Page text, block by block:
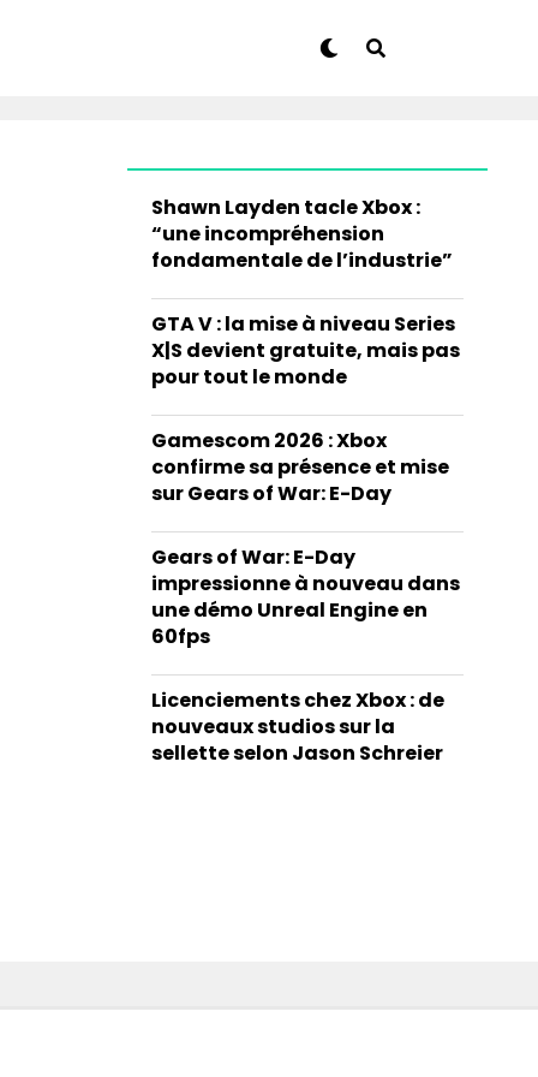
Shawn Layden tacle Xbox :
“une incompréhension
fondamentale de l’industrie”
GTA V : la mise à niveau Series
X|S devient gratuite, mais pas
pour tout le monde
Gamescom 2026 : Xbox
confirme sa présence et mise
sur Gears of War: E-Day
Gears of War: E-Day
impressionne à nouveau dans
une démo Unreal Engine en
60fps
Licenciements chez Xbox : de
nouveaux studios sur la
sellette selon Jason Schreier